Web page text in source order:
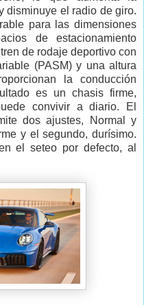
disminuye el radio de giro.
para las dimensiones
de estacionamiento
de rodaje deportivo con
(PASM) y una altura
la conducción
es un chasis firme,
convivir a diario. El
dos ajustes, Normal y
y el segundo, durísimo.
el seteo por defecto, al